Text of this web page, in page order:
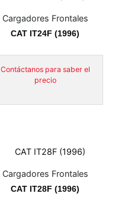
Cargadores Frontales
CAT IT24F (1996)
Contáctanos para saber el
precio
Cargadores Frontales
CAT IT28F (1996)